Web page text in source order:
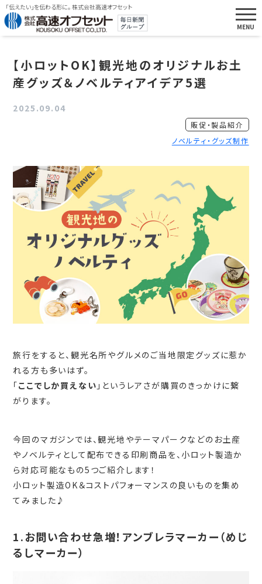
「伝えたい」を伝わる形に。 株式会社高速オフセット
【小ロットOK】観光地のオリジナルお土
産グッズ＆ノベルティアイデア5選
2025.09.04
販促・製品紹介
ノベルティ・グッズ制作
旅行をすると、観光名所やグルメのご当地限定グッズに惹か
れる方も多いはず。
「ここでしか買えない 」というレアさが購買のきっかけに繋
がります。
今回のマガジンでは、観光地やテーマパークなどのお土産
やノベルティとして配布できる印刷商品を、小ロット製造か
ら対応可能なもの5つご紹介します！
小ロット製造OK＆コストパフォーマンスの良いものを集め
てみました♪
1.お問い合わせ急増！アンブレラマーカー（めじ
るしマーカー）